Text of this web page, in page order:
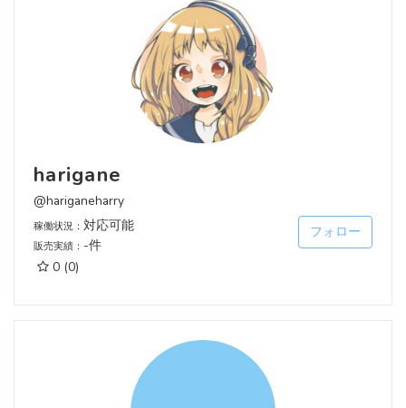
harigane
@hariganeharry
稼働状況： 対応可能
販売実績： -件
0 (0)
フォロー